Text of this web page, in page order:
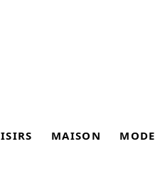
MAISON MODE